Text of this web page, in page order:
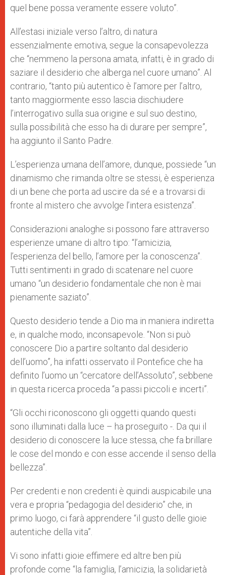
quel bene possa veramente essere voluto”.
All’estasi iniziale verso l’altro, di natura
essenzialmente emotiva, segue la consapevolezza
che “nemmeno la persona amata, infatti, è in grado di
saziare il desiderio che alberga nel cuore umano”. Al
contrario, “tanto più autentico è l’amore per l’altro,
tanto maggiormente esso lascia dischiudere
l’interrogativo sulla sua origine e sul suo destino,
sulla possibilità che esso ha di durare per sempre”,
ha aggiunto il Santo Padre.
L’esperienza umana dell’amore, dunque, possiede “un
dinamismo che rimanda oltre se stessi, è esperienza
di un bene che porta ad uscire da sé e a trovarsi di
fronte al mistero che avvolge l’intera esistenza”.
Considerazioni analoghe si possono fare attraverso
esperienze umane di altro tipo: “l’amicizia,
l’esperienza del bello, l’amore per la conoscenza”.
Tutti sentimenti in grado di scatenare nel cuore
umano “un desiderio fondamentale che non è mai
pienamente saziato”.
Questo desiderio tende a Dio ma in maniera indiretta
e, in qualche modo, inconsapevole. “Non si può
conoscere Dio a partire soltanto dal desiderio
dell’uomo”, ha infatti osservato il Pontefice che ha
definito l’uomo un “cercatore dell’Assoluto”, sebbene
in questa ricerca proceda “a passi piccoli e incerti”.
“Gli occhi riconoscono gli oggetti quando questi
sono illuminati dalla luce – ha proseguito -. Da qui il
desiderio di conoscere la luce stessa, che fa brillare
le cose del mondo e con esse accende il senso della
bellezza”.
Per credenti e non credenti è quindi auspicabile una
vera e propria “pedagogia del desiderio” che, in
primo luogo, ci farà apprendere “il gusto delle gioie
autentiche della vita”.
Vi sono infatti gioie effimere ed altre ben più
profonde come “la famiglia, l’amicizia, la solidarietà